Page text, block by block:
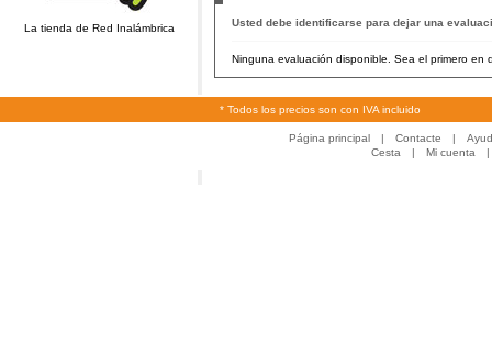
La tienda de Red Inalámbrica Usted debe identificarse para dejar una
Ninguna evaluación disponible. Sea el primero en
* Todos los precios son con IVA incluido
Página principal | Contacte |
Cesta
| Mi cuenta |